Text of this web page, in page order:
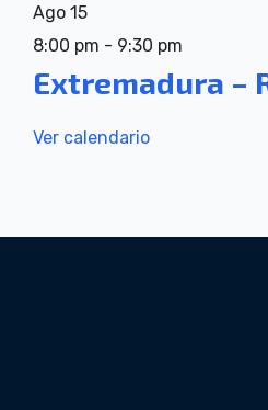
Ago 15
8:00 pm - 9:30 pm
Extremadura –
Ver calendario